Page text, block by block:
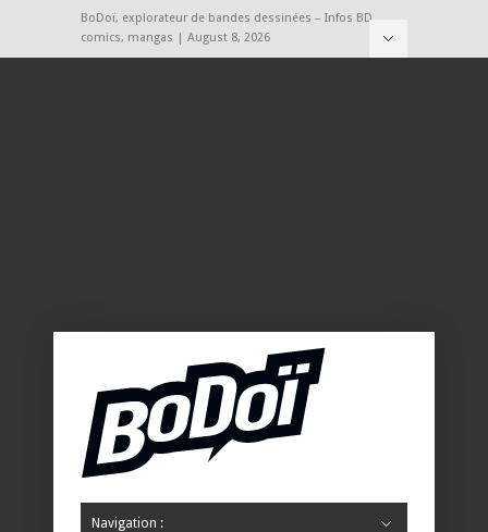
BoDoï, explorateur de bandes dessinées – Infos BD,
comics, mangas | August 8, 2026
Navigation :